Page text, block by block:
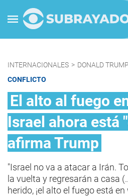
INTERNACIONALES > DONALD TRUMP
CONFLICTO
El alto al fuego
Israel ahora está
afirma Trump
"Israel no va a atacar a Irán.
la vuelta y regresarán a casa
herido, ¡el alto el fuego está